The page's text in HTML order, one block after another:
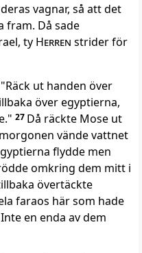
vagnar, så att det
fram. Då sade
ty Herren strider för
ut handen över
över egyptierna,
27 Då räckte Mose ut
vände vattnet
flydde men
omkring dem mitt i
övertäckte
faraos här som hade
en enda av dem